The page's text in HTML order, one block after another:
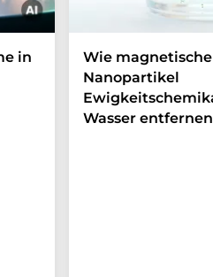
in
Wie magnetische
Nanopartikel
Wasser entfernen